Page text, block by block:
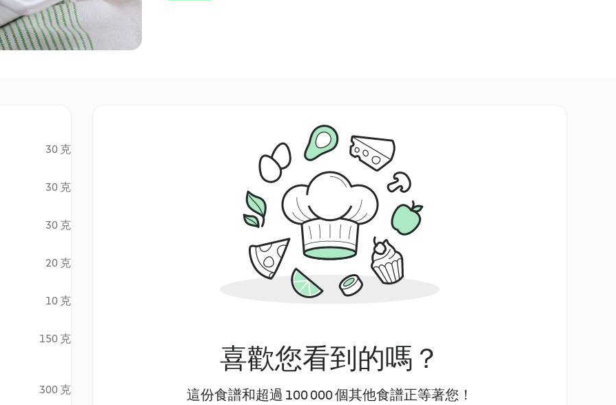
30 克
30 克
30 克
20 克
10 克
150 克
300 克
喜歡您看到的嗎？
這份食譜和超過 100 000 個其他食譜正等著您！